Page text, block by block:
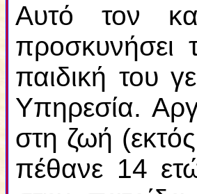
Αυτό τον
προσκυνήσει
παιδική του
Υπηρεσία.
στη ζωή
πέθανε 14